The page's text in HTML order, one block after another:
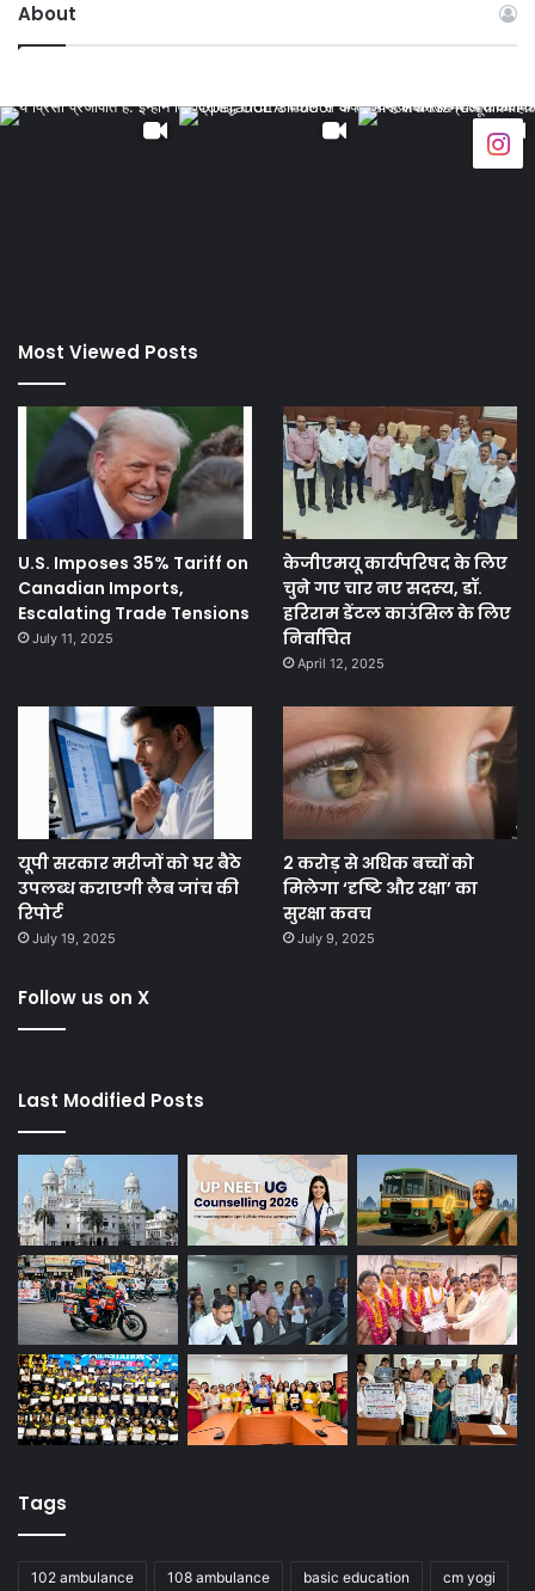
About
Most Viewed Posts
U.S. Imposes 35% Tariff on
Canadian Imports,
Escalating Trade Tensions
July 11, 2025
केजीएमयू कार्यपरिषद के लिए
चुने गए चार नए सदस्‍य, डॉ.
हरिराम डेंटल काउंसिल के लिए
निर्वाचित
April 12, 2025
यूपी सरकार मरीजों को घर बैठे
उपलब्ध कराएगी लैब जांच की
रिपोर्ट
July 19, 2025
2 करोड़ से अधिक बच्चों को
मिलेगा ‘दृष्टि और रक्षा’ का
सुरक्षा कवच
July 9, 2025
Follow us on X
Last Modified Posts
Tags
102 ambulance 108 ambulance basic education cm yogi